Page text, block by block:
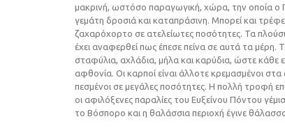
μακρινή, ωστόσο παραγωγική, χώρα, την οποία ο
γεμάτη δροσιά και καταπράσινη. Mπορεί και
ζαχαρόχορτο σε ατελείωτες ποσότητες. Τα
έχει αναφερθεί πως έπεσε πείνα σε αυτά τα μέρη.
σταφύλια, αχλάδια, μήλα και καρύδια, ώστε
αφθονία. Οι καρποί είναι άλλοτε κρεμασμένοι
πεσμένοι σε μεγάλες ποσότητες. H πολλή τροφή
οι αφιλόξενες παραλίες του Ευξείνου Πόντου
το Βόσπορο και η θαλάσσια περιοχή έγινε